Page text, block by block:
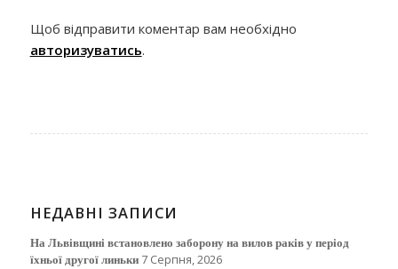
Щоб відправити коментар вам необхідно
авторизуватись.
НЕДАВНІ ЗАПИСИ
На Львівщині встановлено заборону на вилов раків у період
їхньої другої линьки 7 Серпня, 2026